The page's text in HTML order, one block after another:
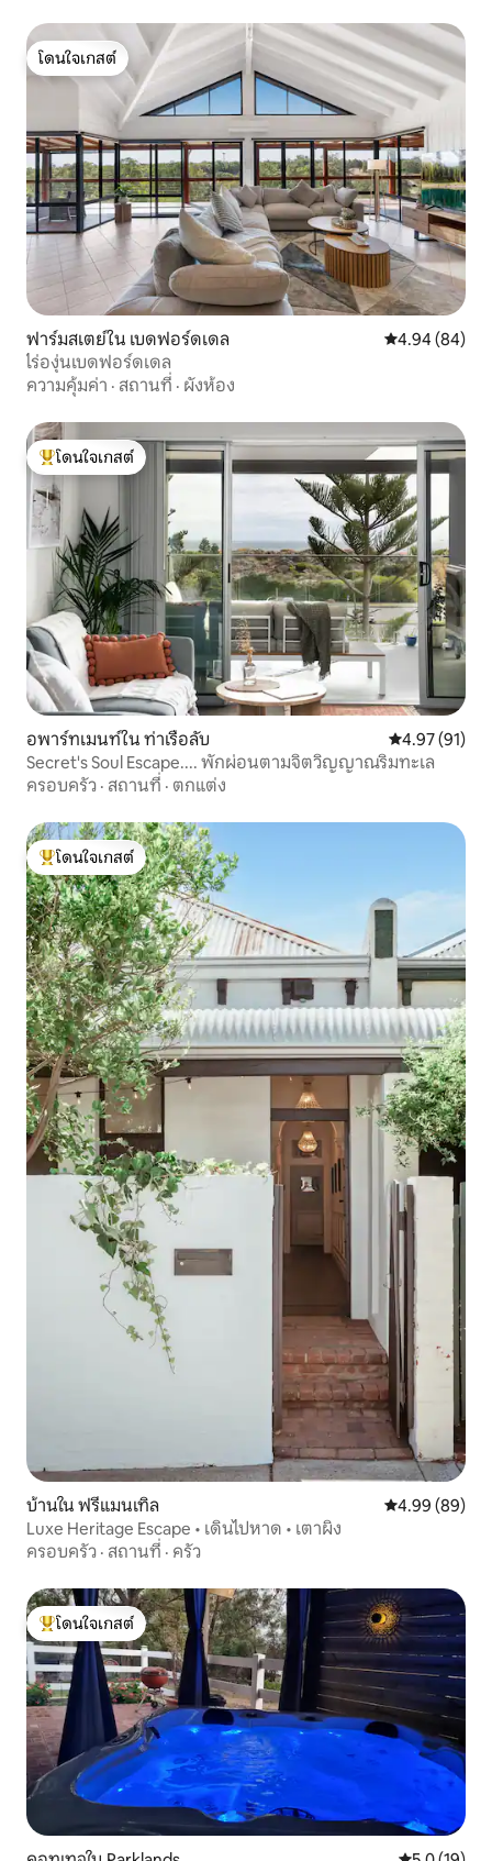
โดนใจเกสต์
โดนใจเกสต์
ฟาร์มสเตย์ใน เบดฟอร์ดเดล คะแนนเฉลี่ย
4.94 (84)
ไร่องุ่นเบดฟอร์ดเดล
ความคุ้มค่า · สถานที่ · ผังห้อง
โดนใจเกสต์ที่สุด
โดนใจเกสต์
อพาร์ทเมนท์ใน ท่าเรือลับ คะแนนเฉลี่ย
4.97 (91)
Secret's Soul Escape.... พักผ่อนตามจิตวิญญาณริมทะเล
ครอบครัว · สถานที่ · ตกแต่ง
โดนใจเกสต์ที่สุด
โดนใจเกสต์
บ้านใน ฟรีแมนเทิล คะแนนเฉลี่ย
4.99 (89)
Luxe Heritage Escape • เดินไปหาด • เตาผิง
ครอบครัว · สถานที่ · ครัว
โดนใจเกสต์ที่สุด
โดนใจเกสต์